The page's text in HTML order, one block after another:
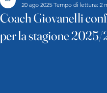
Coach Giovanelli
per la stagione
20 ago 2025 Tempo di lettura: 2